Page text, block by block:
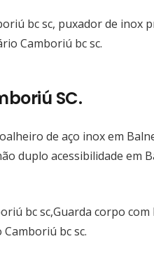
bc sc, puxador de inox
Camboriú bc sc.
SC.
de aço inox em
duplo acessibilidade em
bc sc,Guarda corpo com
bc sc.
aço inox barato Balneário
inox escovado Balneário
aço inox Balneário
de Escadas Aço Inox